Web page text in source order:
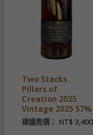
Two Stacks
Pillars of
Creation 2025
Vintage 2025 57%
建議售價： NT$3,400